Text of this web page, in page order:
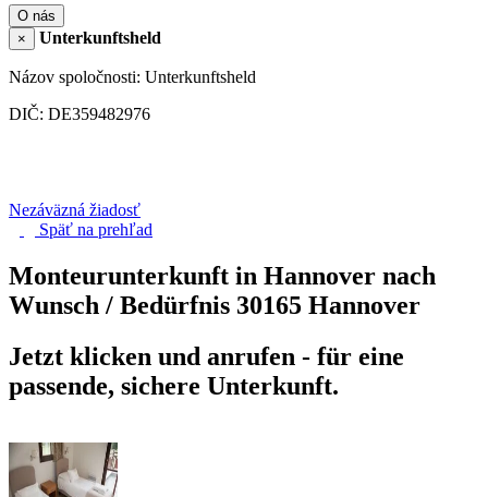
O nás
×
Unterkunftsheld
Názov spoločnosti: Unterkunftsheld
DIČ: DE359482976
Nezáväzná žiadosť
Späť na prehľad
Monteurunterkunft in Hannover nach
Wunsch / Bedürfnis 30165 Hannover
Jetzt klicken und anrufen - für eine
passende, sichere Unterkunft.